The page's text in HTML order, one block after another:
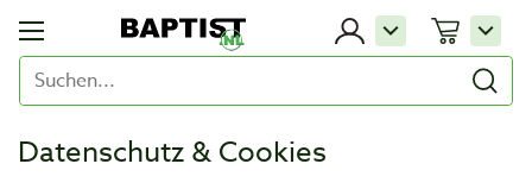
Datenschutz & Cookies